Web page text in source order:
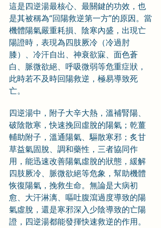
這是四逆湯最核心、最關鍵的功效，也
是其被稱為“回陽救逆第一方”的原因。當
機體陽氣嚴重耗損、陰寒內盛，出現亡
陽證時，表現為四肢厥冷（冷過肘
膝）、冷汗自出、神衰欲寐、面色蒼
白、脈微欲絕、呼吸微弱等危重症狀，
此時若不及時回陽救逆，極易導致死
亡。
四逆湯中，附子大辛大熱，溫補腎陽、
破陰散寒，快速挽回虛脫的陽氣；乾薑
輔助附子，溫通陽氣、驅散寒邪；炙甘
草益氣固脫、調和藥性，三者協同作
用，能迅速改善陽氣虛脫的狀態，緩解
四肢厥冷、脈微欲絕等危象，幫助機體
恢復陽氣，挽救生命。無論是大病初
愈、大汗淋漓、嘔吐腹瀉過度導致的陽
氣虛脫，還是寒邪深入少陰導致的亡陽
證，四逆湯都能發揮快速救逆的作用。